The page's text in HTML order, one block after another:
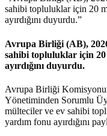
sahibi topluluklar için 20
ayırdığını duyurdu.”
Avrupa Birliği (AB),
sahibi topluluklar için
ayırdığını duyurdu.
Avrupa Birliği
Yönetiminden Sorumlu
mülteciler ve ev sahibi
yardım fonu ayırdığını